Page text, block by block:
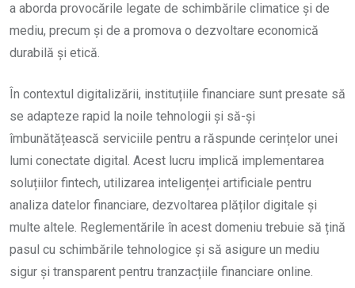
a aborda provocările legate de schimbările climatice și de
mediu, precum și de a promova o dezvoltare economică
durabilă și etică.
În contextul digitalizării, instituțiile financiare sunt presate să
se adapteze rapid la noile tehnologii și să-și
îmbunătățească serviciile pentru a răspunde cerințelor unei
lumi conectate digital. Acest lucru implică implementarea
soluțiilor fintech, utilizarea inteligenței artificiale pentru
analiza datelor financiare, dezvoltarea plăților digitale și
multe altele. Reglementările în acest domeniu trebuie să țină
pasul cu schimbările tehnologice și să asigure un mediu
sigur și transparent pentru tranzacțiile financiare online.